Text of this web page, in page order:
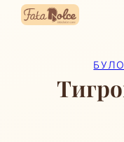
Перейти